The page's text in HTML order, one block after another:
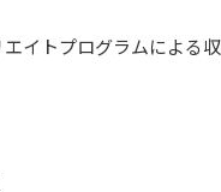
イトプログラムによる